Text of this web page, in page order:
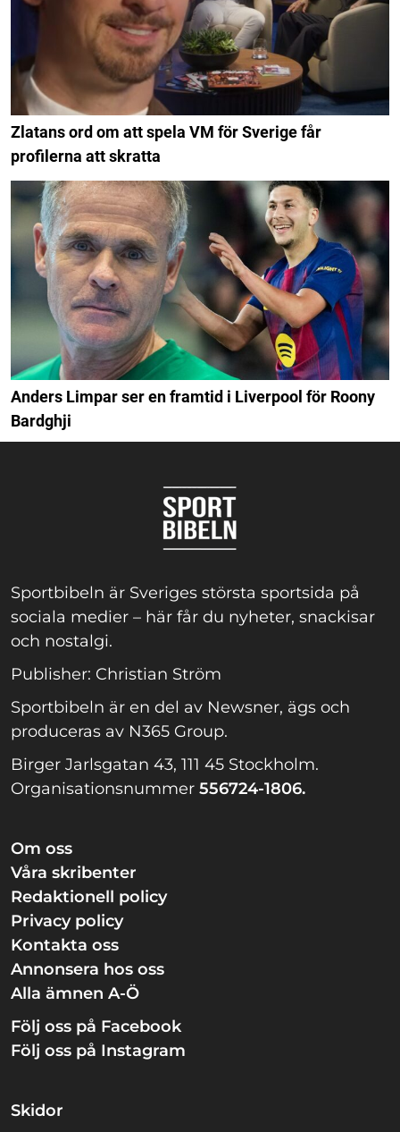
Zlatans ord om att spela VM för Sverige får
profilerna att skratta
Anders Limpar ser en framtid i Liverpool för Roony
Bardghji
Sportbibeln är Sveriges största sportsida på
sociala medier – här får du nyheter, snackisar
och nostalgi.
Publisher: Christian Ström
Sportbibeln är en del av Newsner, ägs och
produceras av N365 Group.
Birger Jarlsgatan 43, 111 45 Stockholm.
Organisationsnummer 556724-1806.
Om oss
Våra skribenter
Redaktionell policy
Privacy policy
Kontakta oss
Annonsera hos oss
Alla ämnen A-Ö
Följ oss på Facebook
Följ oss på Instagram
Skidor